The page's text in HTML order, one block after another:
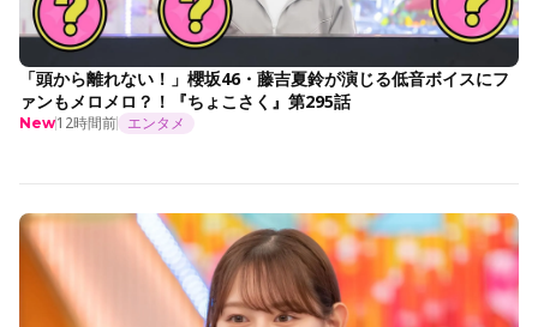
「頭から離れない！」櫻坂46・藤吉夏鈴が演じる低音ボイスにフ
ァンもメロメロ？！『ちょこさく』第295話
New12時間前 エンタメ